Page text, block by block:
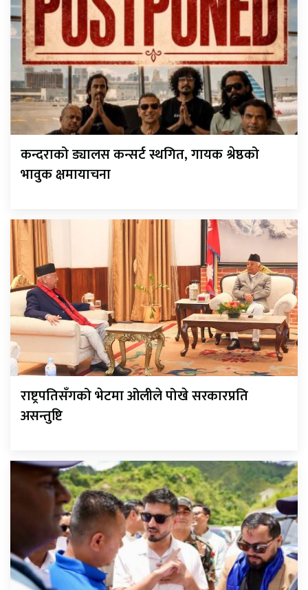
कन्दराको ड्यालस कन्सर्ट स्थगित, गायक श्रेष्ठको
भावुक क्षमायाचना
राष्ट्रपतिसँगको भेटमा ओलीले पोखे सरकारप्रति
असन्तुष्टि